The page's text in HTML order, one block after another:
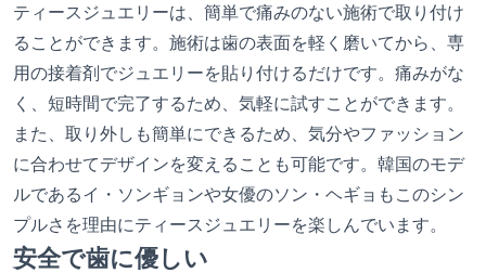
ティースジュエリーは、簡単で痛みのない施術で取り付け
ることができます。施術は歯の表面を軽く磨いてから、専
用の接着剤でジュエリーを貼り付けるだけです。痛みがな
く、短時間で完了するため、気軽に試すことができます。
また、取り外しも簡単にできるため、気分やファッション
に合わせてデザインを変えることも可能です。韓国のモデ
ルであるイ・ソンギョンや女優のソン・ヘギョもこのシン
プルさを理由にティースジュエリーを楽しんでいます。
安全で歯に優しい